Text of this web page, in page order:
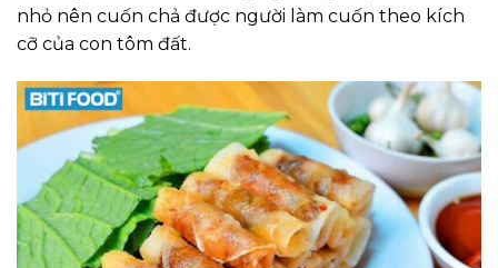
nhỏ nên cuốn chả được người làm cuốn theo kích
cỡ của con tôm đất.